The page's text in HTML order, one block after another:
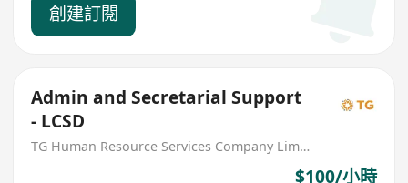
創建訂閱
Admin and Secretarial Support
- LCSD
TG Human Resource Services Company Limited
$100/小時